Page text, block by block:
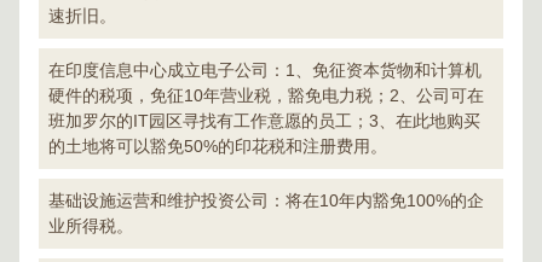
速折旧。
在印度信息中心成立电子公司：1、免征资本货物和计算机
硬件的税项，免征10年营业税，豁免电力税；2、公司可在
班加罗尔的IT园区寻找有工作意愿的员工；3、在此地购买
的土地将可以豁免50%的印花税和注册费用。
基础设施运营和维护投资公司：将在10年内豁免100%的企
业所得税。